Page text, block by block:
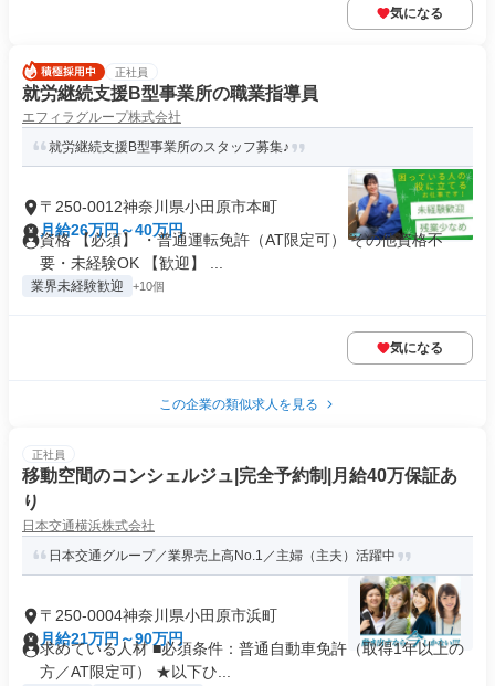
気になる
正社員
就労継続支援B型事業所の職業指導員
エフィラグループ株式会社
就労継続支援B型事業所のスタッフ募集♪
〒250-0012神奈川県小田原市本町
月給26万円～40万円
資格 【必須】 ・普通運転免許（AT限定可） その他資格不
要・未経験OK 【歓迎】 ...
業界未経験歓迎 +10個
気になる
この企業の類似求人を見る
正社員
移動空間のコンシェルジュ|完全予約制|月給40万保証あ
り
日本交通横浜株式会社
日本交通グループ／業界売上高No.1／主婦（主夫）活躍中
〒250-0004神奈川県小田原市浜町
月給21万円～90万円
求めている人材 ■必須条件：普通自動車免許（取得1年以上の
方／AT限定可） ★以下ひ...